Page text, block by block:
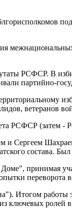
РСФСР. В
партийно-
ветеранов
РСФСР (затем -
и Сергеем
состава.
принимая
переворота
Итогом
ключевых ролей